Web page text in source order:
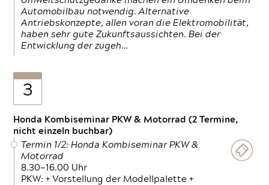
Automobilbau notwendig. Alternative
Antriebskonzepte, allen voran die Elektromobilität,
haben sehr gute Zukunftsaussichten. Bei der
Entwicklung der zugeh…
3
Honda Kombiseminar PKW & Motorrad (2 Termine,
nicht einzeln buchbar)
Termin 1/2: Honda Kombiseminar PKW &
Motorrad
8.30—16.00 Uhr
PKW: + Vorstellung der Modellpalette +